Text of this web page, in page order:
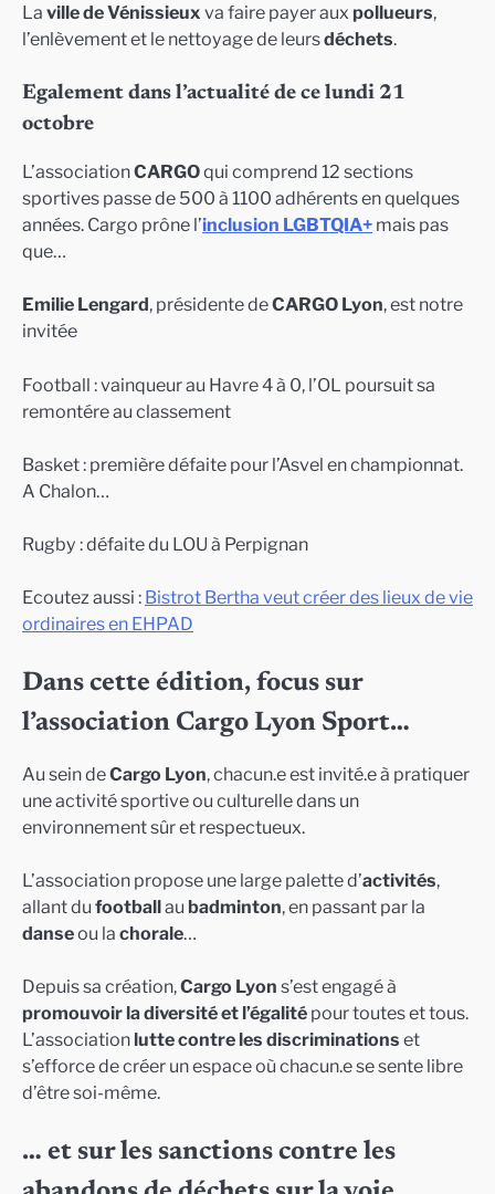
La ville de Vénissieux va faire payer aux pollueurs,
l’enlèvement et le nettoyage de leursdéchets.
Egalement dans l’actualité de ce lundi 21
octobre
L’associationCARGOqui comprend 12 sections
sportives passe de 500 à 1100 adhérents en quelques
années. Cargo prône l’inclusion LGBTQIA+ mais pas
que…
Emilie Lengard, présidente deCARGO Lyon, est notre
invitée
Football : vainqueur au Havre 4 à 0, l’OL poursuit sa
remontére au classement
Basket : première défaite pour l’Asvel en championnat.
A Chalon…
Rugby : défaite du LOU à Perpignan
Ecoutez aussi : Bistrot Bertha veut créer des lieux de vie
ordinaires en EHPAD
Dans cette édition, focus sur
l’association Cargo Lyon Sport…
Au sein deCargo Lyon, chacun.e est invité.e à pratiquer
une activité sportive ou culturelle dans un
environnement sûr et respectueux.
L’association propose une large palette d’activités,
allant du footballau badminton, en passant par la
danseou la chorale…
Depuis sa création,Cargo Lyon s’est engagé à
promouvoir la diversité et l’égalité pour toutes et tous.
L’associationlutte contre les discriminations et
s’efforce de créer un espace où chacun.e se sente libre
d’être soi-même.
… et sur les sanctions contre les